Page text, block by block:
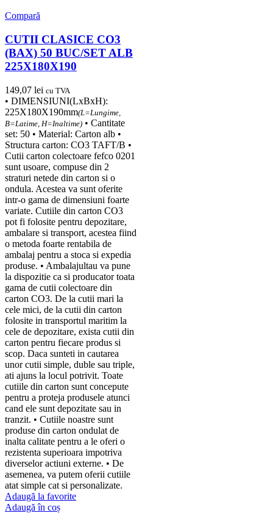
Compară
CUTII CLASICE CO3
(BAX) 50 BUC/SET ALB
225X180X190
149,07 lei cu TVA
• DIMENSIUNI(LxBxH):
225X180X190mm(L=Lungime,
B=Latime, H=Inaltime) • Cantitate
set: 50 • Material: Carton alb •
Structura carton: CO3 TAFT/B •
Cutii carton colectoare fefco 0201
sunt usoare, compuse din 2
straturi netede din carton si o
ondula. Acestea va sunt oferite
intr-o gama de dimensiuni foarte
variate. Cutiile din carton CO3
pot fi folosite pentru depozitare,
ambalare si transport, acestea fiind
o metoda foarte rentabila de
ambalaj pentru a stoca si expedia
produse. • Ambalajultau va pune
la dispozitie ca si producator toata
gama de cutii colectoare din
carton CO3. De la cutii mari la
cele mici, de la cutii din carton
folosite in transportul maritim la
cele de depozitare, exista cutii din
carton pentru fiecare produs si
scop. Daca sunteti in cautarea
unor cutii simple, duble sau triple,
ati ajuns la locul potrivit. Toate
cutiile din carton sunt concepute
pentru a proteja produsele atunci
cand ele sunt depozitate sau in
tranzit. • Cutiile noastre sunt
produse din carton ondulat de
inalta calitate pentru a le oferi o
rezistenta superioara impotriva
diverselor actiuni externe. • De
asemenea, va putem oferii cutiile
atat simple cat si personalizate.
Adaugă la favorite
Adaugă în coș